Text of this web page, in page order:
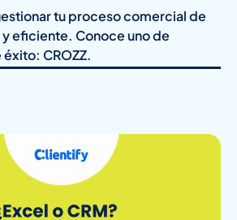
tu proceso comercial de
eficiente. Conoce uno de
CROZZ.